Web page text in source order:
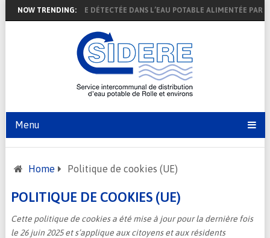
NOW TRENDING:
DE 1,2,4-TRIAZOLE DÉTECTÉE DANS L’EAU POTABLE ALIMENTÉE PAR LE
Menu
Home Politique de cookies (UE)
POLITIQUE DE COOKIES (UE)
Cette politique de cookies a été mise à jour pour la dernière fois
le 26 juin 2025 et s’applique aux citoyens et aux résidents